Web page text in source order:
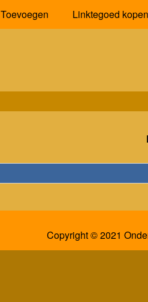
Toevoegen Linktegoed kopen
Copyright © 2021